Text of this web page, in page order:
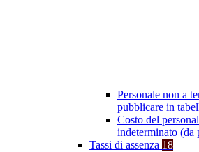
Personale non a
pubblicare in
Costo del
indeterminato (da
Tassi di assenza 18